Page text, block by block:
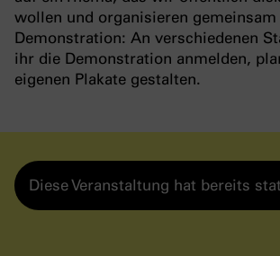
wollen und organisieren gemeinsam
Demonstration: An verschiedenen
ihr die Demonstration anmelden,
eigenen Plakate gestalten.
Diese Veranstaltung hat bereits